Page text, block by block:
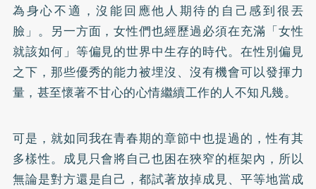
為身心不適，沒能回應他人期待的自己感到很丟
臉」。另一方面，女性們也經歷過必須在充滿「女性
就該如何」等偏見的世界中生存的時代。在性別偏見
之下，那些優秀的能力被埋沒、沒有機會可以發揮力
量，甚至懷著不甘心的心情繼續工作的人不知凡幾。
可是，就如同我在青春期的章節中也提過的，性有其
多樣性。成見只會將自己也困在狹窄的框架內，所以
無論是對方還是自己，都試著放掉成見、平等地當成